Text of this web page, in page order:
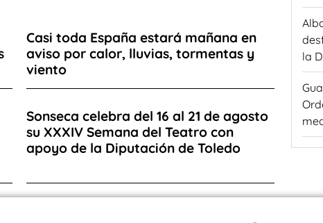
Casi toda España estará mañana en
aviso por calor, lluvias, tormentas y
viento
Sonseca celebra del 16 al 21 de agosto
su XXXIV Semana del Teatro con
apoyo de la Diputación de Toledo
la